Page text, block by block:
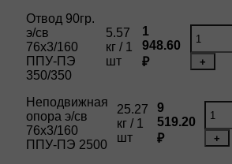
Отвод 90гр.
э/св
76х3/160
ППУ-ПЭ
350/350
5.57
кг / 1
шт
1
948.60
₽
+
Неподвижная
опора э/св
76х3/160
ППУ-ПЭ 2500
25.27
кг / 1
шт
9
519.20
₽
+